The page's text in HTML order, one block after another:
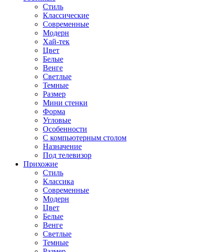
Стиль
Классические
Современные
Модерн
Хай-тек
Цвет
Белые
Венге
Светлые
Темные
Размер
Мини стенки
Форма
Угловые
Особенности
С компьютерным столом
Назначение
Под телевизор
Прихожие
Стиль
Классика
Современные
Модерн
Цвет
Белые
Венге
Светлые
Темные